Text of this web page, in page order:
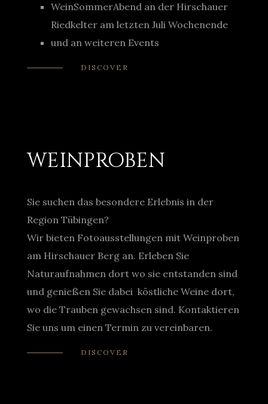
WeinSommerAbend an der Hirschauer
Riedkelter am letzten Juli Wochenende
und an weiteren Events
DISCOVER
WEINPROBEN
Sie suchen das besondere Erlebnis in der
Region Tübingen?
Wir bieten Fotoausstellungen mit Weinproben
am Hirschauer Berg an. Erleben Sie
Naturaufnahmen dort wo sie entstanden sind
und genießen Sie dabei köstliche Weine dort,
wo die Trauben gewachsen sind. Kontaktieren
Sie uns um einen Termin zu vereinbaren.
DISCOVER